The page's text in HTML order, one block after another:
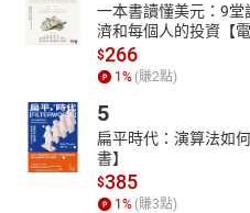
一本書讀懂美元：9
濟和每個人的投資【電
$266
1% (賺2點)
5
扁平時代：演算法如
書】
$385
1% (賺3點)